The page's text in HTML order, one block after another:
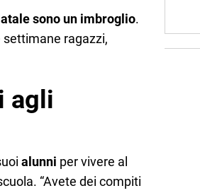
sono un imbroglio.
settimane ragazzi,
agli
alunni per vivere al
“Avete dei compiti